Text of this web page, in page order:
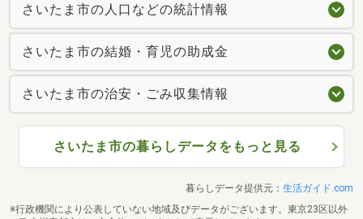
さいたま市の人口などの統計情報
さいたま市の結婚・育児の助成金
さいたま市の治安・ごみ収集情報
さいたま市の暮らしデータをもっと見る
暮らしデータ提供元： 生活ガイド.com
※行政機関により公表していない地域及びデータがございます。東京23区以外